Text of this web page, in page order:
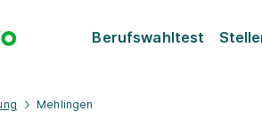
Berufswahltest
Mehlingen